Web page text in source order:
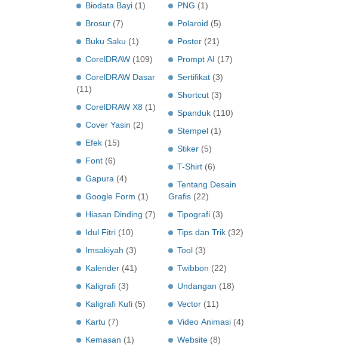
Biodata Bayi (1)
Brosur (7)
Buku Saku (1)
CorelDRAW (109)
CorelDRAW Dasar
(11)
CorelDRAW X8 (1)
Cover Yasin (2)
Efek (15)
Font (6)
Gapura (4)
Google Form (1)
Hiasan Dinding (7)
Idul Fitri (10)
Imsakiyah (3)
Kalender (41)
Kaligrafi (3)
Kaligrafi Kufi (5)
Kartu (7)
Kemasan (1)
PNG (1)
Polaroid (5)
Poster (21)
Prompt AI (17)
Sertifikat (3)
Shortcut (3)
Spanduk (110)
Stempel (1)
Stiker (5)
T-Shirt (6)
Tentang Desain
Grafis (22)
Tipografi (3)
Tips dan Trik (32)
Tool (3)
Twibbon (22)
Undangan (18)
Vector (11)
Video Animasi (4)
Website (8)